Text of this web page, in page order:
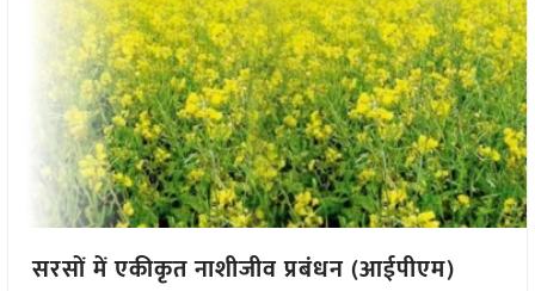
सरसों में एकीकृत नाशीजीव प्रबंधन (आईपीएम)